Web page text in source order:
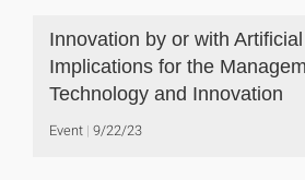
Innovation by or with
Implications for the
Technology and Innovation
Event 9/22/23